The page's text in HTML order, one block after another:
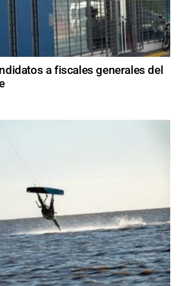
a fiscales generales del